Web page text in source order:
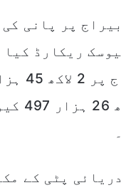
990 کیوسک ریکارڈ
کوٹری
اخراج
پٹی کے